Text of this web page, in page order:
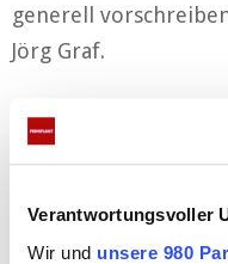
Verantwortungsvoller
Wir und unsere 980
generell
Jörg Graf.